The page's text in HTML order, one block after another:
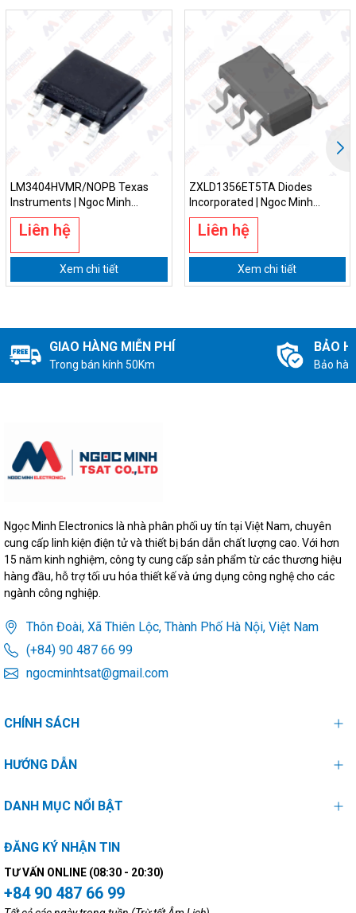
LM3404HVMR/NOPB Texas
Instruments | Ngoc Minh
Electronics
Liên hệ
Xem chi tiết
ZXLD1356ET5TA Diodes
Incorporated | Ngoc Minh
Electronics
Liên hệ
Xem chi tiết
GIAO HÀNG MIỄN PHÍ
Trong bán kính 50Km
BẢO
Bảo
Ngọc Minh Electronics là nhà phân phối uy tín tại Việt Nam, chuyên
cung cấp linh kiện điện tử và thiết bị bán dẫn chất lượng cao. Với hơn
15 năm kinh nghiệm, công ty cung cấp sản phẩm từ các thương hiệu
hàng đầu, hỗ trợ tối ưu hóa thiết kế và ứng dụng công nghệ cho các
ngành công nghiệp.
Thôn Đoài, Xã Thiên Lộc, Thành Phố Hà Nội, Việt Nam
(+84) 90 487 66 99
ngocminhtsat@gmail.com
CHÍNH SÁCH
HƯỚNG DẪN
DANH MỤC NỔI BẬT
ĐĂNG KÝ NHẬN TIN
TƯ VẤN ONLINE (08:30 - 20:30)
+84 90 487 66 99